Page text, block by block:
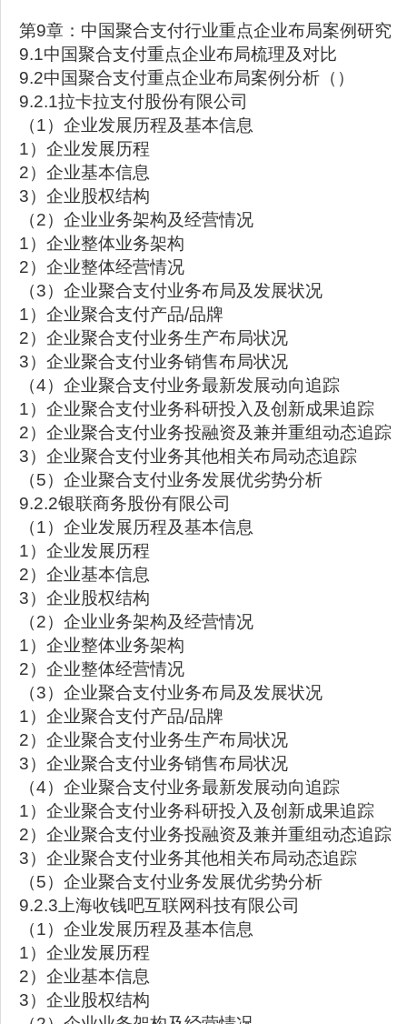
第9章：中国聚合支付行业重点企业布局案例研究
9.1中国聚合支付重点企业布局梳理及对比
9.2中国聚合支付重点企业布局案例分析（）
9.2.1拉卡拉支付股份有限公司
（1）企业发展历程及基本信息
1）企业发展历程
2）企业基本信息
3）企业股权结构
（2）企业业务架构及经营情况
1）企业整体业务架构
2）企业整体经营情况
（3）企业聚合支付业务布局及发展状况
1）企业聚合支付产品/品牌
2）企业聚合支付业务生产布局状况
3）企业聚合支付业务销售布局状况
（4）企业聚合支付业务最新发展动向追踪
1）企业聚合支付业务科研投入及创新成果追踪
2）企业聚合支付业务投融资及兼并重组动态追踪
3）企业聚合支付业务其他相关布局动态追踪
（5）企业聚合支付业务发展优劣势分析
9.2.2银联商务股份有限公司
（1）企业发展历程及基本信息
1）企业发展历程
2）企业基本信息
3）企业股权结构
（2）企业业务架构及经营情况
1）企业整体业务架构
2）企业整体经营情况
（3）企业聚合支付业务布局及发展状况
1）企业聚合支付产品/品牌
2）企业聚合支付业务生产布局状况
3）企业聚合支付业务销售布局状况
（4）企业聚合支付业务最新发展动向追踪
1）企业聚合支付业务科研投入及创新成果追踪
2）企业聚合支付业务投融资及兼并重组动态追踪
3）企业聚合支付业务其他相关布局动态追踪
（5）企业聚合支付业务发展优劣势分析
9.2.3上海收钱吧互联网科技有限公司
（1）企业发展历程及基本信息
1）企业发展历程
2）企业基本信息
3）企业股权结构